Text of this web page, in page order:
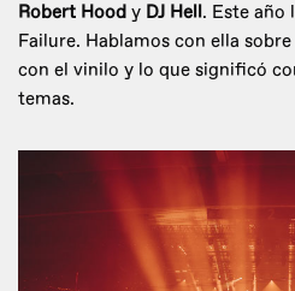
Robert Hood y DJ Hell. Este año
Failure. Hablamos con ella
con el vinilo y lo que significó
temas.